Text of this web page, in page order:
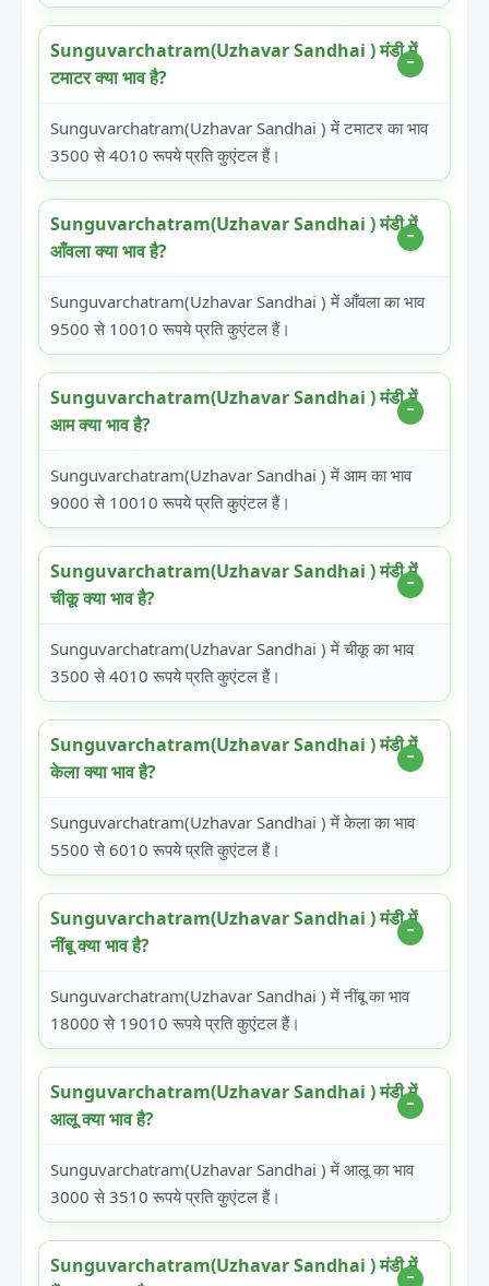
Sunguvarchatram(Uzhavar Sandhai ) मंडी में
टमाटर क्या भाव है?
Sunguvarchatram(Uzhavar Sandhai ) में टमाटर का भाव
3500 से 4010 रूपये प्रति कुएंटल हैं।
Sunguvarchatram(Uzhavar Sandhai ) मंडी में
आँवला क्या भाव है?
Sunguvarchatram(Uzhavar Sandhai ) में आँवला का भाव
9500 से 10010 रूपये प्रति कुएंटल हैं।
Sunguvarchatram(Uzhavar Sandhai ) मंडी में
आम क्या भाव है?
Sunguvarchatram(Uzhavar Sandhai ) में आम का भाव
9000 से 10010 रूपये प्रति कुएंटल हैं।
Sunguvarchatram(Uzhavar Sandhai ) मंडी में
चीकू क्या भाव है?
Sunguvarchatram(Uzhavar Sandhai ) में चीकू का भाव
3500 से 4010 रूपये प्रति कुएंटल हैं।
Sunguvarchatram(Uzhavar Sandhai ) मंडी में
केला क्या भाव है?
Sunguvarchatram(Uzhavar Sandhai ) में केला का भाव
5500 से 6010 रूपये प्रति कुएंटल हैं।
Sunguvarchatram(Uzhavar Sandhai ) मंडी में
नींबू क्या भाव है?
Sunguvarchatram(Uzhavar Sandhai ) में नींबू का भाव
18000 से 19010 रूपये प्रति कुएंटल हैं।
Sunguvarchatram(Uzhavar Sandhai ) मंडी में
आलू क्या भाव है?
Sunguvarchatram(Uzhavar Sandhai ) में आलू का भाव
3000 से 3510 रूपये प्रति कुएंटल हैं।
Sunguvarchatram(Uzhavar Sandhai ) मंडी में